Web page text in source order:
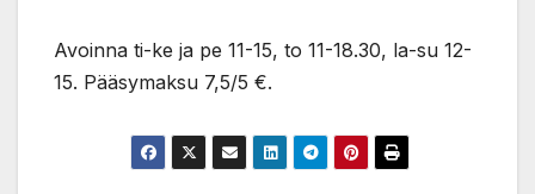
Avoinna ti-ke ja pe 11-15, to 11-18.30, la-su 12-
15. Pääsymaksu 7,5/5 €.